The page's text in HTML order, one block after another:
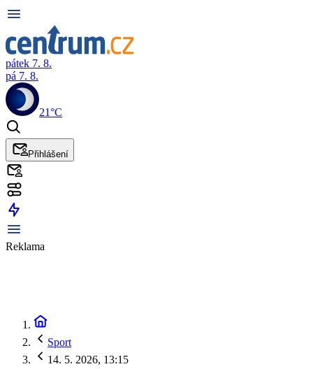
pátek 7. 8.
pá 7. 8.
21°C
Přihlášení
Reklama
Sport
14. 5. 2026, 13:15